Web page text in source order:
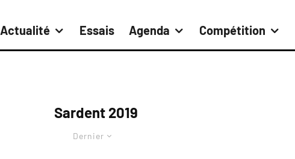
Actualité Essais Agenda Compétition
Sardent 2019
Dernier